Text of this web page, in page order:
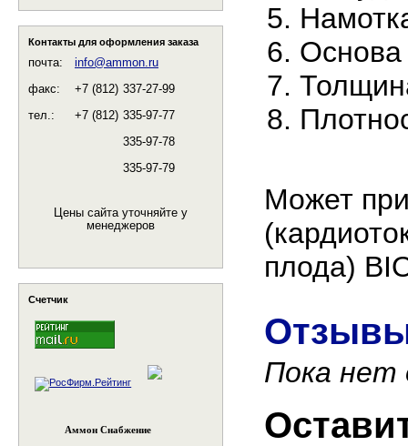
Контакты для оформления заказа
почта:
info@ammon.ru
факс:
+7 (812) 337-27-99
тел.:
+7 (812) 335-97-77
335-97-78
335-97-79
Цены сайта уточняйте у
менеджеров
Счетчик
Аммон Снабжение
Основа
Может
плода)
Пока нет